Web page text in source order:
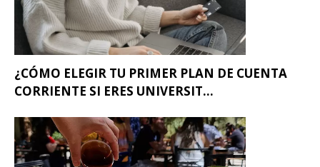
¿CÓMO ELEGIR TU PRIMER PLAN DE CUENTA
CORRIENTE SI ERES UNIVERSIT...